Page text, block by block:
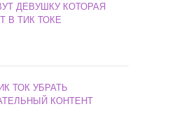
ДЕВУШКУ КОТОРАЯ
В ТИК ТОКЕ
ТОК УБРАТЬ
КОНТЕНТ